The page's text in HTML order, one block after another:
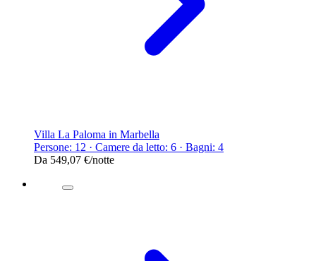
Villa La Paloma in Marbella
Persone: 12 · Camere da letto: 6 · Bagni: 4
Da 549,07 €/notte